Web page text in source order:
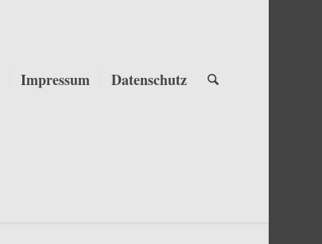
Impressum Datenschutz